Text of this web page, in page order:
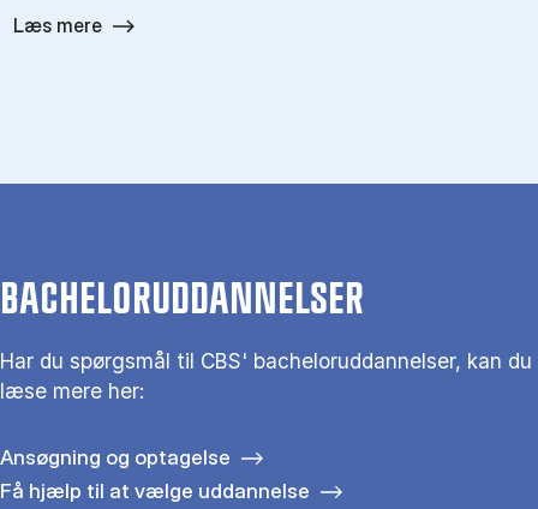
Læs mere
BACHELORUDDANNELSER
Har du spørgsmål til CBS' bacheloruddannelser, kan du
læse mere her:
Ansøgning og optagelse
Få hjælp til at vælge uddannelse